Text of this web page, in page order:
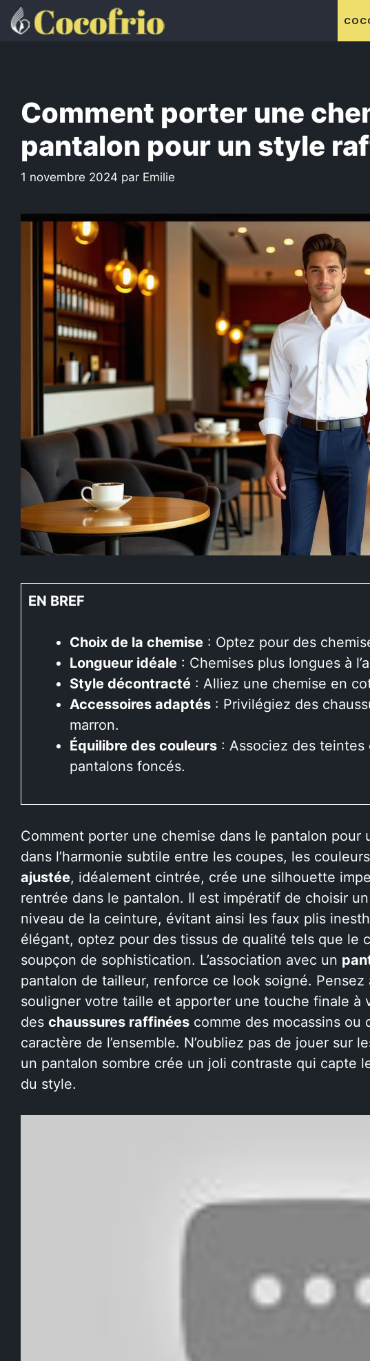
Aller
au
Comment porter une
pantalon pour un style
1 novembre 2024 par Emilie
EN BREF
Choix de la chemise : Optez pour des
Longueur idéale : Chemises plus longues à
Style décontracté : Alliez une chemise en
Accessoires adaptés : Privilégiez des
marron.
Équilibre des couleurs : Associez des teintes
pantalons foncés.
Comment porter une chemise dans le pantalon pour
dans l’harmonie subtile entre les coupes, les
ajustée, idéalement cintrée, crée une silhouette
rentrée dans le pantalon. Il est impératif de choisir
niveau de la ceinture, évitant ainsi les faux plis
élégant, optez pour des tissus de qualité tels que le
soupçon de sophistication. L’association avec un
pantalon de tailleur, renforce ce look soigné. Pensez
souligner votre taille et apporter une touche finale à
des chaussures raffinées comme des mocassins
caractère de l’ensemble. N’oubliez pas de jouer sur
un pantalon sombre crée un joli contraste qui capte
du style.